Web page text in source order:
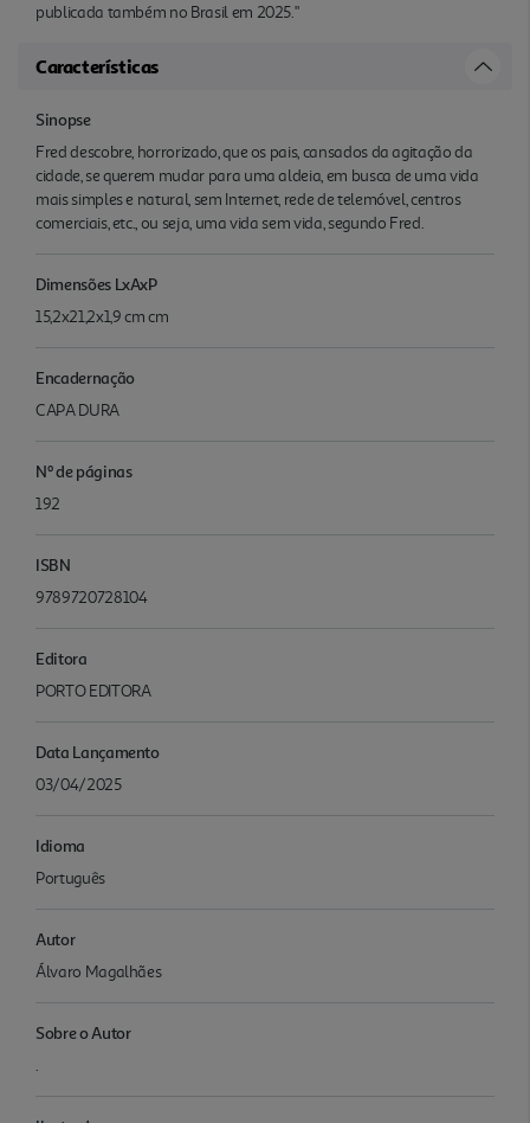
publicada também no Brasil em 2025."
Características
Sinopse
Fred descobre, horrorizado, que os pais, cansados da agitação da
cidade, se querem mudar para uma aldeia, em busca de uma vida
mais simples e natural, sem Internet, rede de telemóvel, centros
comerciais, etc., ou seja, uma vida sem vida, segundo Fred.
Dimensões LxAxP
15,2x21,2x1,9 cm cm
Encadernação
CAPA DURA
Nº de páginas
192
ISBN
9789720728104
Editora
PORTO EDITORA
Data Lançamento
03/04/2025
Idioma
Português
Autor
Álvaro Magalhães
Sobre o Autor
.